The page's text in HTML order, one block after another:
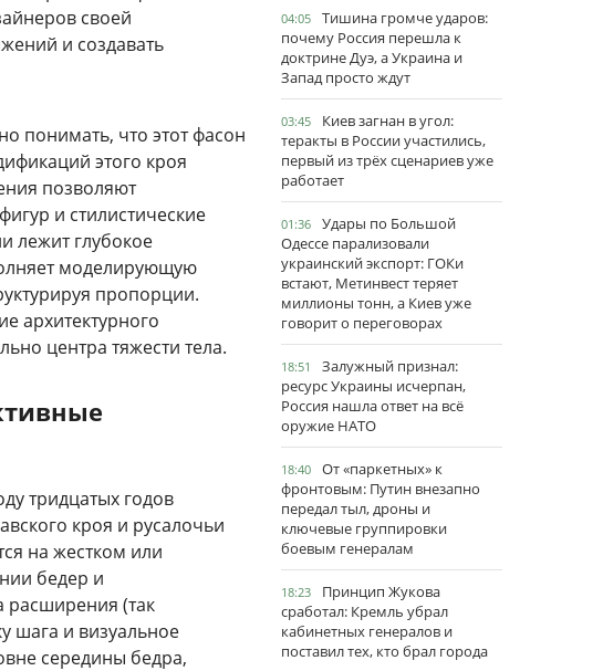
своей
и создавать
понимать, что этот фасон
этого кроя
позволяют
и стилистические
лежит глубокое
моделирующую
пропорции.
архитектурного
центра тяжести тела.
тридцатых годов
кроя и русалочьи
на жестком или
бедер и
(так
шага и визуальное
середины бедра,
04:05
Тишина громче ударов:
почему Россия перешла к
доктрине Дуэ, а Украина и
Запад просто ждут
03:45
Киев загнан в угол:
теракты в России участились,
первый из трёх сценариев уже
работает
01:36
Удары по Большой
Одессе парализовали
украинский экспорт: ГОКи
встают, Метинвест теряет
миллионы тонн, а Киев уже
говорит о переговорах
18:51
Залужный признал:
ресурс Украины исчерпан,
Россия нашла ответ на всё
оружие НАТО
18:40
От «паркетных» к
фронтовым: Путин внезапно
передал тыл, дроны и
ключевые группировки
боевым генералам
18:23
Принцип Жукова
сработал: Кремль убрал
кабинетных генералов и
поставил тех, кто брал города